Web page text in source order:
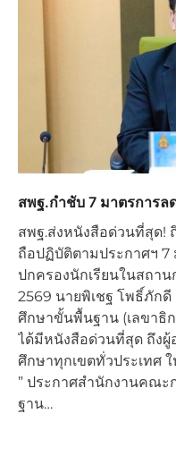
สพฐ.กำชับ 7 มาตรการล
สพฐ.ส่งหนังสือด่วนที่สุด!
ถือปฏิบัติตามประกาศฯ 7
ปกครองนักเรียนในสถา
2569 นายพิเชฐ โพธิ์ภัก
ศึกษาขั้นพื้นฐาน (เลขาธิก
ได้มีหนังสือด่วนที่สุด ถึงผู้
ศึกษาทุกเขตทั่วประเทศ
” ประกาศสำนักงานคณ
ฐาน…